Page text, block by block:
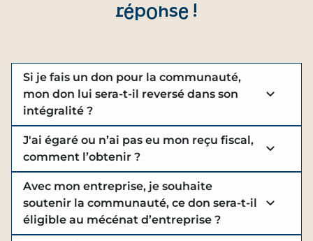
réponse !
Si je fais un don pour la communauté,
mon don lui sera-t-il reversé dans son
intégralité ?
J'ai égaré ou n’ai pas eu mon reçu fiscal,
comment l’obtenir ?
Avec mon entreprise, je souhaite
soutenir la communauté, ce don sera-t-il
éligible au mécénat d’entreprise ?